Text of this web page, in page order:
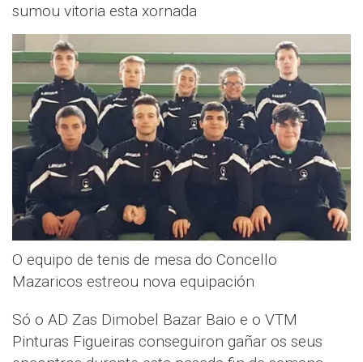
sumou vitoria esta xornada
O equipo de tenis de mesa do Concello
Mazaricos estreou nova equipación
Só o AD Zas Dimobel Bazar Baio e o VTM
Pinturas Figueiras conseguiron gañar os seus